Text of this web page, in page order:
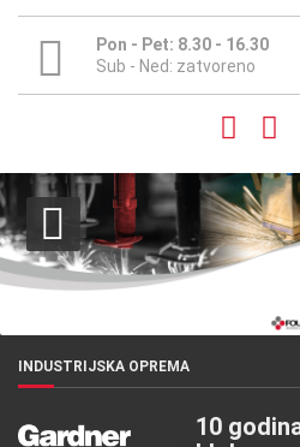
Pon - Pet: 8.30 - 16.30
Sub - Ned: zatvoreno
INDUSTRIJSKA OPREMA
10